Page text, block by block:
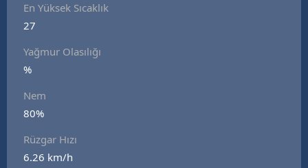
En Yüksek Sıcaklık
27
Yağmur Olasılığı
%
Nem
80%
Rüzgar Hızı
6.26 km/h